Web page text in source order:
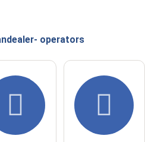
operators